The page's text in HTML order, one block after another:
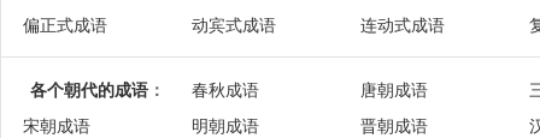
偏正式成语
动宾式成语 连动式成语
各个朝代的成语 ： 春秋成语 唐朝成语
宋朝成语
明朝成语 晋朝成语